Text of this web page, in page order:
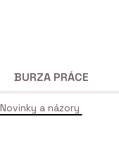
Novinky a názory
BURZA PRÁCE